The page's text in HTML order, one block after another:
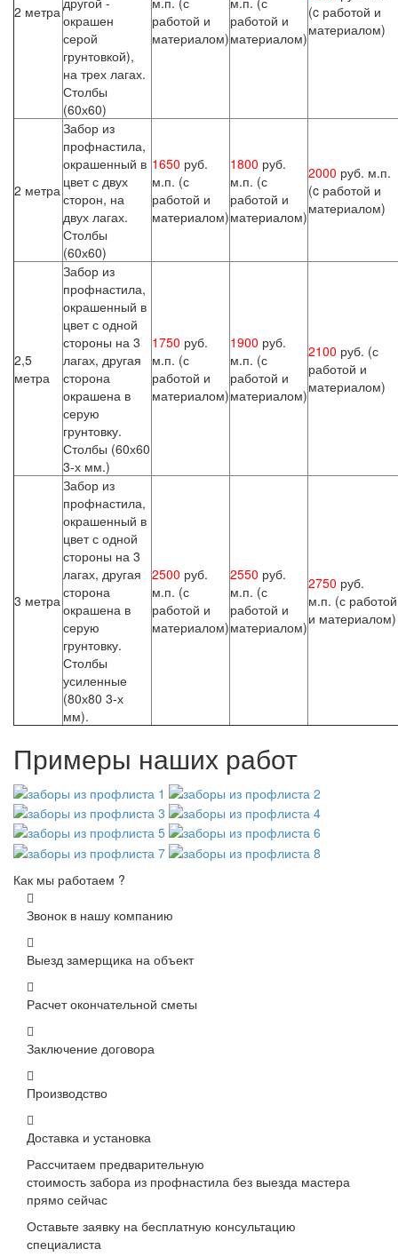
2 метраокрашен
серой
грунтовкой),
на трех лагах.
Столбы
(60х60)
работой и
материалом)
работой и
материалом)
(c работой и
материалом)
2 метра
Забор из
профнастила,
окрашенный в
цвет с двух
сторон, на
двух лагах.
Столбы
(60х60)
1650 руб.
м.п. (с
работой и
материалом)
1800 руб.
м.п. (с
работой и
материалом)
2000 руб. м.п.
(c работой и
материалом)
2,5
метра
Забор из
профнастила,
окрашенный в
цвет с одной
стороны на 3
лагах, другая
сторона
окрашена в
серую
грунтовку.
Столбы (60х60
3-х мм.)
1750 руб.
м.п. (с
работой и
материалом)
1900 руб.
м.п. (с
работой и
материалом)
2100 руб. (с
работой и
материалом)
3 метра
Забор из
профнастила,
окрашенный в
цвет с одной
стороны на 3
лагах, другая
сторона
окрашена в
серую
грунтовку.
Столбы
усиленные
(80х80 3-х
мм).
2500 руб.
м.п. (с
работой и
материалом)
2550 руб.
м.п. (с
работой и
материалом)
2750 руб.
м.п. (с работой
и материалом)
Примеры наших работ
Как мы работаем ?
Звонок в нашу компанию
Выезд замерщика на объект
Расчет окончательной сметы
Заключение договора
Производство
Доставка и установка
Рассчитаем предварительную
стоимость забора из профнастила без выезда мастера
прямо сейчас
Оставьте заявку на бесплатную консультацию
специалиста